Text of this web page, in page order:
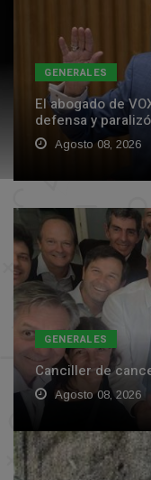
GENERALES
El abogado de
defensa y
Agosto 08, 2026
GENERALES
Canciller de
Agosto 08, 2026